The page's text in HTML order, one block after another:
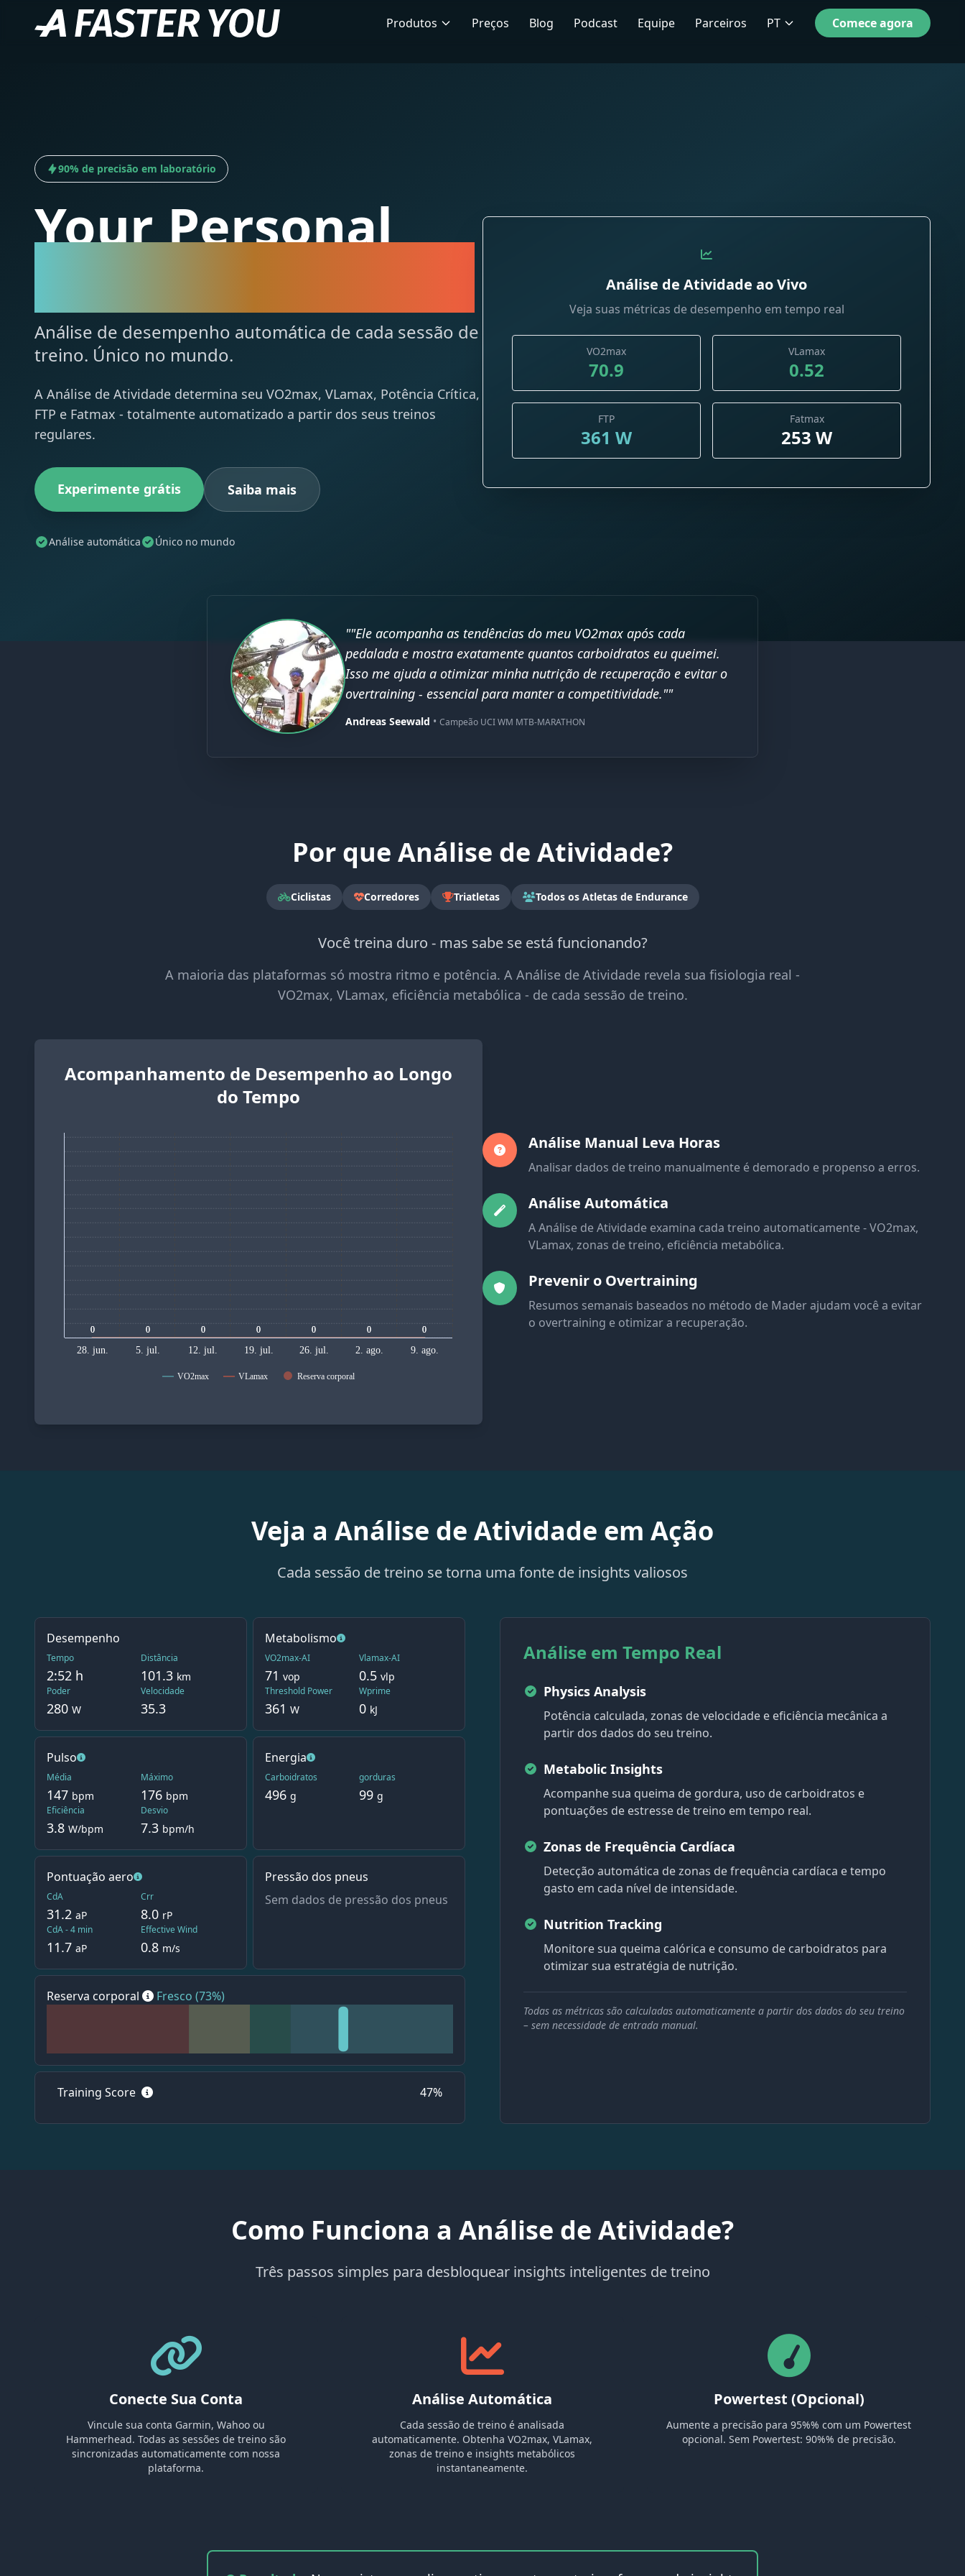
Produtos Preços Blog Podcast Equipe Parceiros PT Comece agora
90% de precisão em laboratório
Your Personal
Análise de desempenho automática de cada sessão de
treino. Único no mundo.
A Análise de Atividade determina seu VO2max, VLamax, Potência Crítica,
FTP e Fatmax - totalmente automatizado a partir dos seus treinos
regulares.
Experimente grátis Saiba mais
Análise automática Único no mundo
Análise de Atividade ao Vivo
Veja suas métricas de desempenho em tempo real
VO2max
70.9
VLamax
0.52
FTP
361 W
Fatmax
253 W
""Ele acompanha as tendências do meu VO2max após cada
pedalada e mostra exatamente quantos carboidratos eu queimei.
Isso me ajuda a otimizar minha nutrição de recuperação e evitar o
overtraining - essencial para manter a competitividade.""
Andreas Seewald • Campeão UCI WM MTB-MARATHON
Por que Análise de Atividade?
Ciclistas Corredores Triatletas Todos os Atletas de Endurance
Você treina duro - mas sabe se está funcionando?
A maioria das plataformas só mostra ritmo e potência. A Análise de Atividade revela sua fisiologia real -
VO2max, VLamax, eficiência metabólica - de cada sessão de treino.
Acompanhamento de Desempenho ao Longo
do Tempo
0
0 0
0 0
0 0
0 0
0 0
0 0
0
VO2max VLamax Reserva corporal
28. jun. 5. jul. 12. jul. 19. jul. 26. jul. 2. ago. 9. ago.
Análise Manual Leva Horas
Analisar dados de treino manualmente é demorado e propenso a erros.
Análise Automática
A Análise de Atividade examina cada treino automaticamente - VO2max,
VLamax, zonas de treino, eficiência metabólica.
Prevenir o Overtraining
Resumos semanais baseados no método de Mader ajudam você a evitar
o overtraining e otimizar a recuperação.
Veja a Análise de Atividade em Ação
Cada sessão de treino se torna uma fonte de insights valiosos
Desempenho
Tempo
2:52 h
Distância
101.3 km
Poder
280 W
Velocidade
35.3
Metabolismo
VO2max-AI
71 vop
Vlamax-AI
0.5 vlp
Threshold Power
361 W
Wprime
0 kJ
Pulso
Média
147 bpm
Máximo
176 bpm
Eficiência
3.8 W/bpm
Desvio
7.3 bpm/h
Energia
Carboidratos
496 g
gorduras
99 g
Pontuação aero
CdA
31.2 aP
Crr
8.0 rP
CdA - 4 min
11.7 aP
Effective Wind
0.8 m/s
Pressão dos pneus
Sem dados de pressão dos pneus
Reserva corporal Fresco (73%)
Training Score 47%
Análise em Tempo Real
Physics Analysis
Potência calculada, zonas de velocidade e eficiência mecânica a
partir dos dados do seu treino.
Metabolic Insights
Acompanhe sua queima de gordura, uso de carboidratos e
pontuações de estresse de treino em tempo real.
Zonas de Frequência Cardíaca
Detecção automática de zonas de frequência cardíaca e tempo
gasto em cada nível de intensidade.
Nutrition Tracking
Monitore sua queima calórica e consumo de carboidratos para
otimizar sua estratégia de nutrição.
Todas as métricas são calculadas automaticamente a partir dos dados do seu treino
– sem necessidade de entrada manual.
Como Funciona a Análise de Atividade?
Três passos simples para desbloquear insights inteligentes de treino
Conecte Sua Conta
Vincule sua conta Garmin, Wahoo ou
Hammerhead. Todas as sessões de treino são
sincronizadas automaticamente com nossa
plataforma.
Análise Automática
Cada sessão de treino é analisada
automaticamente. Obtenha VO2max, VLamax,
zonas de treino e insights metabólicos
instantaneamente.
Powertest (Opcional)
Aumente a precisão para 95%% com um Powertest
opcional. Sem Powertest: 90%% de precisão.